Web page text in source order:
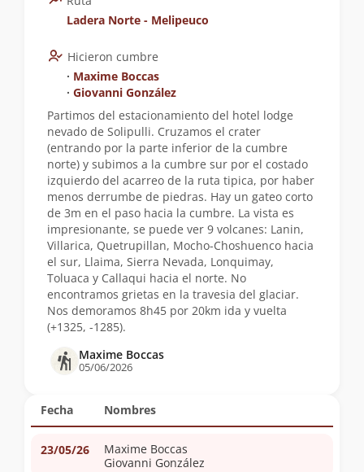
Fecha Nombres
23/05/26
Maxime Boccas
Giovanni González
Ladera Norte - Melipeuco
Hicieron cumbre
∙ Maxime Boccas
∙ Giovanni González
Partimos del estacionamiento del hotel lodge
nevado de Solipulli. Cruzamos el crater
(entrando por la parte inferior de la cumbre
norte) y subimos a la cumbre sur por el costado
izquierdo del acarreo de la ruta tipica, por haber
menos derrumbe de piedras. Hay un gateo corto
de 3m en el paso hacia la cumbre. La vista es
impresionante, se puede ver 9 volcanes: Lanin,
Villarica, Quetrupillan, Mocho-Choshuenco hacia
el sur, Llaima, Sierra Nevada, Lonquimay,
Toluaca y Callaqui hacia el norte. No
encontramos grietas en la travesia del glaciar.
Nos demoramos 8h45 por 20km ida y vuelta
(+1325, -1285).
Maxime Boccas
05/06/2026